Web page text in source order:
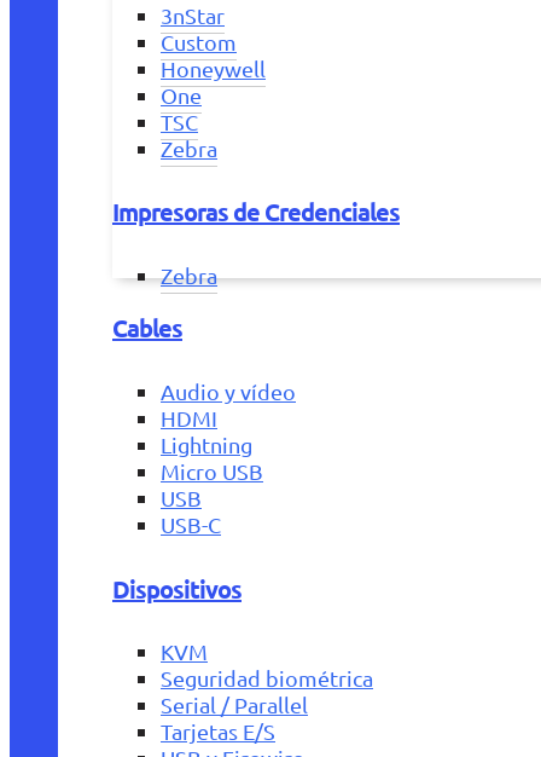
3nStar
Custom
Honeywell
One
TSC
Zebra
Impresoras de Credenciales
Zebra
Cables
Audio y vídeo
HDMI
Lightning
Micro USB
USB
USB-C
Dispositivos
KVM
Seguridad biométrica
Serial / Parallel
Tarjetas E/S